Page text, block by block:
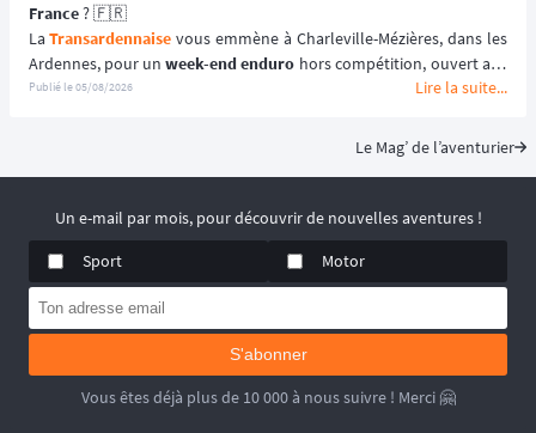
France ? 🇫🇷
La Transardennaise vous emmène à Charleville-Mézières, dans les
Ardennes, pour un week-end enduro hors compétition, ouvert aux
motos enduro, trail et trial dès 125 cm³. 🏍️
aventure moto mise sur
le plaisir de rouler plutôt que sur la performance chronométrée.
📆 Prochaines dates : du 19 au 20 Septembre 2026.
Publié le05/08/2026 Lire la suite...
Le Mag’ de l’aventurier
Un e-mail par mois, pour découvrir de nouvelles aventures !
Sport
Motor
S'abonner
Vous êtes déjà plus de 10 000 à nous suivre ! Merci 🤗